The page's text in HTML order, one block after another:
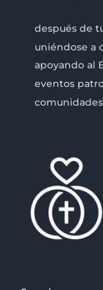
después de
uniéndose a
apoyando al
eventos